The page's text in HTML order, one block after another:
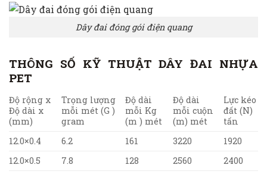
Dây đai đóng gói điện quang
THÔNG SỐ KỸ THUẬT DÂY ĐAI NHỰA
PET
Độ rộng x
Độ dài x
(mm)
Trọng lượng
mỗi mét (G )
gram
Độ dài
mỗi Kg
(m ) mét
Độ dài
mỗi cuộn
(m) mét
Lực kéo
đất (N)
tấn
12.0×0.4
6.2 161 3220
1920
12.0×0.5
7.8 128 2560
2400